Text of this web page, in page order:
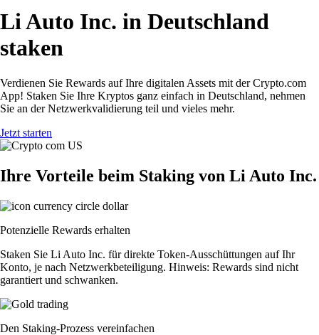
Li Auto Inc. in Deutschland
staken
Verdienen Sie Rewards auf Ihre digitalen Assets mit der Crypto.com
App! Staken Sie Ihre Kryptos ganz einfach in Deutschland, nehmen
Sie an der Netzwerkvalidierung teil und vieles mehr.
Jetzt starten
Ihre Vorteile beim Staking von Li Auto Inc.
Potenzielle Rewards erhalten
Staken Sie Li Auto Inc. für direkte Token-Ausschüttungen auf Ihr
Konto, je nach Netzwerkbeteiligung. Hinweis: Rewards sind nicht
garantiert und schwanken.
Den Staking-Prozess vereinfachen